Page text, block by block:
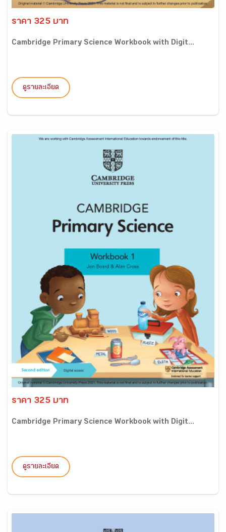
ราคา 325 บาท
Cambridge Primary Science Workbook with Digit...
ดูรายละเอียด
ราคา 325 บาท
Cambridge Primary Science Workbook with Digit...
ดูรายละเอียด